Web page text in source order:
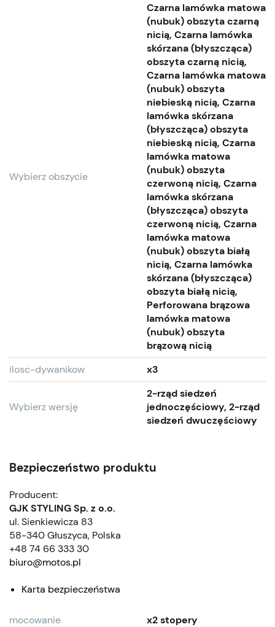
Wybierz obszycie
Czarna lamówka matowa
(nubuk) obszyta czarną
nicią, Czarna lamówka
skórzana (błyszcząca)
obszyta czarną nicią,
Czarna lamówka matowa
(nubuk) obszyta
niebieską nicią, Czarna
lamówka skórzana
(błyszcząca) obszyta
niebieską nicią, Czarna
lamówka matowa
(nubuk) obszyta
czerwoną nicią, Czarna
lamówka skórzana
(błyszcząca) obszyta
czerwoną nicią, Czarna
lamówka matowa
(nubuk) obszyta białą
nicią, Czarna lamówka
skórzana (błyszcząca)
obszyta białą nicią,
Perforowana brązowa
lamówka matowa
(nubuk) obszyta
brązową nicią
ilosc-dywanikow
x3
Wybierz wersję
2-rząd siedzeń
jednoczęściowy, 2-rząd
siedzeń dwuczęściowy
Bezpieczeństwo produktu
Producent:
GJK STYLING Sp. z o.o.
ul. Sienkiewicza 83
58-340 Głuszyca, Polska
+48 74 66 333 30
biuro@motos.pl
Karta bezpieczeństwa
mocowanie
x2 stopery